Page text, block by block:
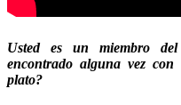
Usted es un miembro
encontrado alguna vez
plato?